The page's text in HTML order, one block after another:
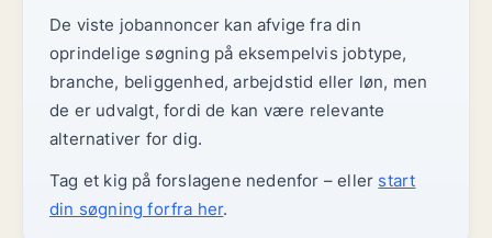
De viste jobannoncer kan afvige fra din
oprindelige søgning på eksempelvis jobtype,
branche, beliggenhed, arbejdstid eller løn, men
de er udvalgt, fordi de kan være relevante
alternativer for dig.
Tag et kig på forslagene nedenfor – eller start
din søgning forfra her.